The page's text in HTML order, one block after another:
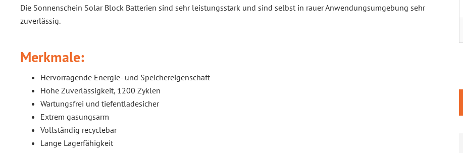
Die Sonnenschein Solar Block Batterien sind sehr leistungsstark und sind selbst in rauer Anwendungsumgebung sehr
zuverlässig.
Merkmale:
Hervorragende Energie- und Speichereigenschaft
Hohe Zuverlässigkeit, 1200 Zyklen
Wartungsfrei und tiefentladesicher
Extrem gasungsarm
Vollständig recyclebar
Lange Lagerfähigkeit